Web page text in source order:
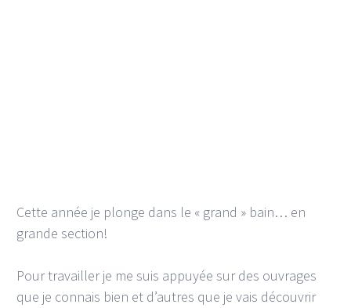
Cette année je plonge dans le « grand » bain… en
grande section!
Pour travailler je me suis appuyée sur des ouvrages
que je connais bien et d’autres que je vais découvrir